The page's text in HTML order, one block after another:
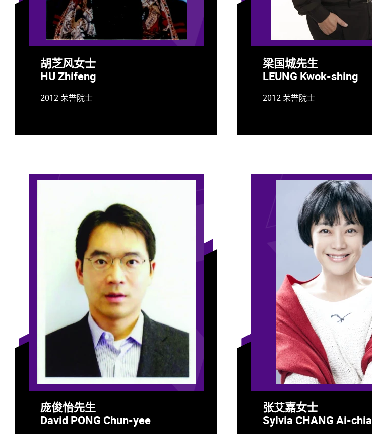
胡芝风女士
HU Zhifeng
2012 荣誉院士
梁国城先生
LEUNG Kwok-shing
2012 荣誉院士
庞俊怡先生
David PONG Chun-yee
张艾嘉女士
Sylvia CHANG Ai-chia